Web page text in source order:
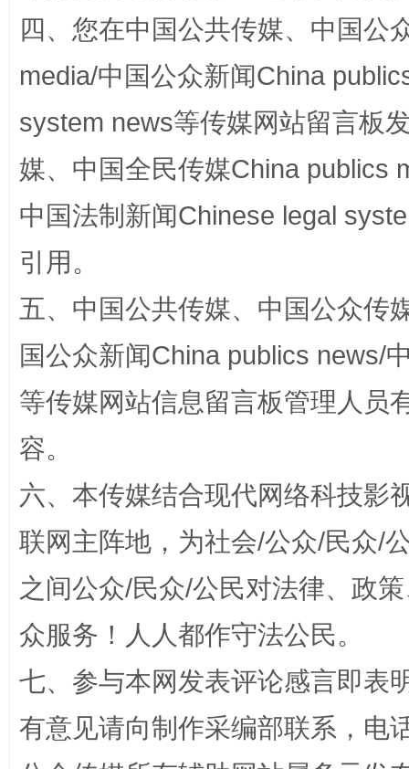
漫山遍野的桃花与雪山、麦地、白藏房 除
四、您在中国公共传媒、中国公
media/中国公众新闻China
system news等传媒网站留言板
媒、中国全民传媒China publics
中国法制新闻Chinese legal
引用。
五、中国公共传媒、中国公众传
国公众新闻China publics news/
等传媒网站信息留言板管理人员
容。
六、本传媒结合现代网络科技影
联网主阵地，为社会/公众/民众/
之间公众/民众/公民对法律、政
众服务！人人都作守法公民。
七、参与本网发表评论感言即表
有意见请向制作采编部联系，电